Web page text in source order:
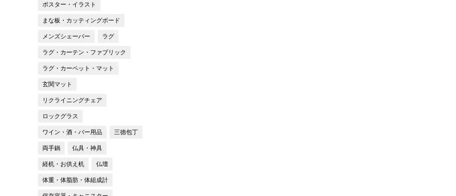
ポスター・イラスト
まな板・カッティングボード
メンズシェーバー ラグ
ラグ・カーテン・ファブリック
ラグ・カーペット・マット
玄関マット
リクライニングチェア
ロックグラス
ワイン・酒・バー用品 三徳包丁
両手鍋 仏具・神具
経机・お供え机 仏壇
体重・体脂肪・体組成計